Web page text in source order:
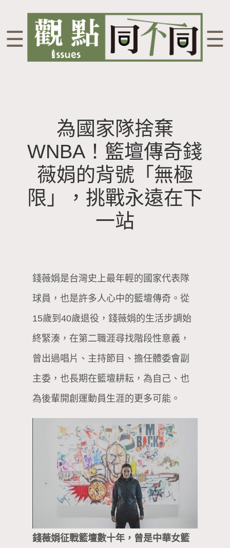
☰ ☰
為國家隊捨棄
WNBA！籃壇傳奇錢
薇娟的背號「無極
限」，挑戰永遠在下
一站
錢薇娟是台灣史上最年輕的國家代表隊
球員，也是許多人心中的籃壇傳奇。從
15歲到40歲退役，錢薇娟的生活步調始
終緊湊，在第二職涯尋找階段性意義，
曾出過唱片、主持節目、擔任體委會副
主委，也長期在籃壇耕耘，為自己、也
為後輩開創運動員生涯的更多可能。
錢薇娟征戰籃壇數十年，曾是中華女籃